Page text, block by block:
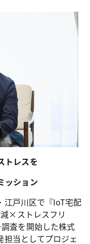
トレスを
ッション
江戸川区で『IoT宅配
×ストレスフリ
査を開始した株式
当としてプロジェ